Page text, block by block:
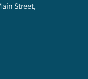
Street,